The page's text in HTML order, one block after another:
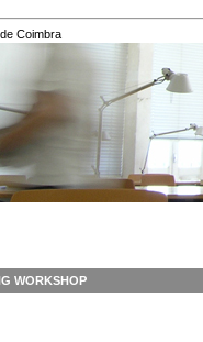
WORKSHOP